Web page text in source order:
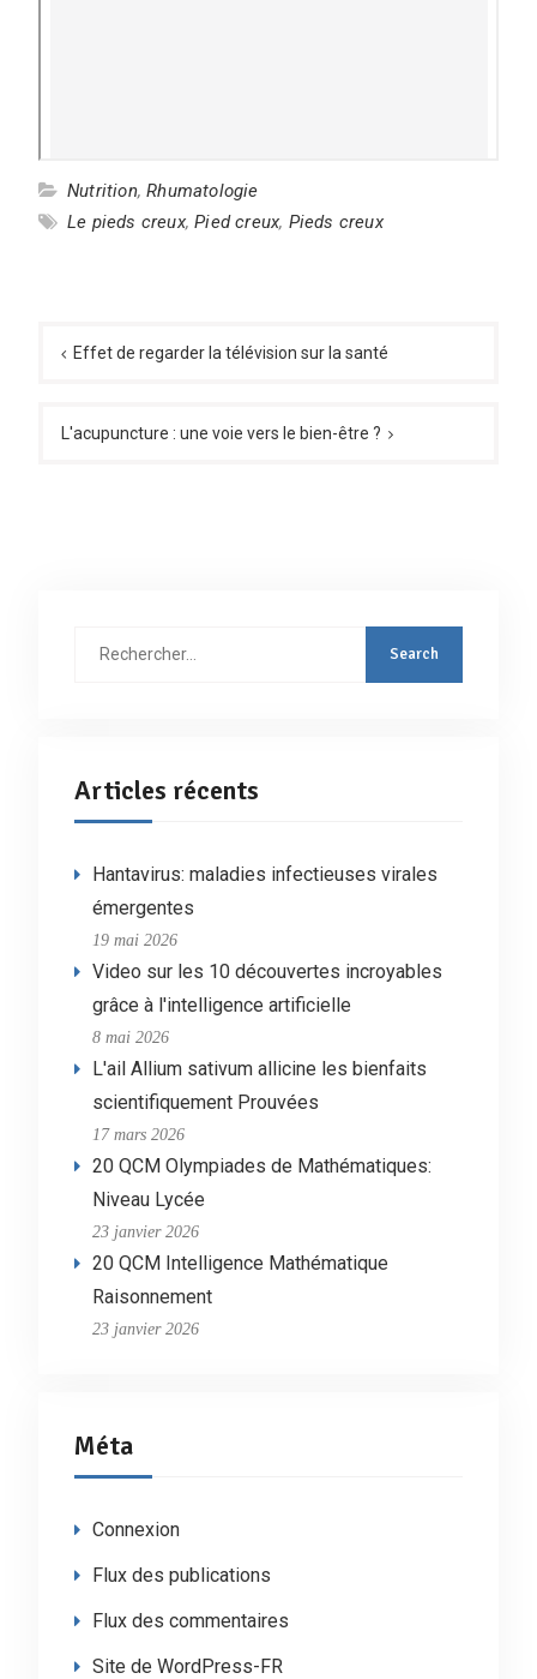
Nutrition,Rhumatologie
Le pieds creux,Pied creux, Pieds creux
de Effet de regarder la télévision sur la santé
L'acupuncture : une voie vers le bien-être ?
Articles récents
Hantavirus: maladies infectieuses virales
émergentes
19 mai 2026
Video sur les 10 découvertes incroyables
grâce à l'intelligence artificielle
8 mai 2026
L'ail Allium sativum allicine les bienfaits
scientifiquement Prouvées
17 mars 2026
20 QCM Olympiades de Mathématiques:
Niveau Lycée
23 janvier 2026
20 QCM Intelligence Mathématique
Raisonnement
23 janvier 2026
Méta
Connexion
Flux des publications
Flux des commentaires
Site de WordPress-FR